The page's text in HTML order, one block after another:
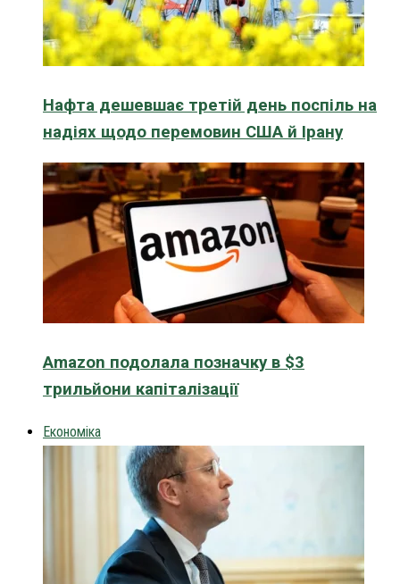
Нафта дешевшає третій день поспіль на
надіях щодо перемовин США й Ірану
Amazon подолала позначку в $3
трильйони капіталізації
Економіка